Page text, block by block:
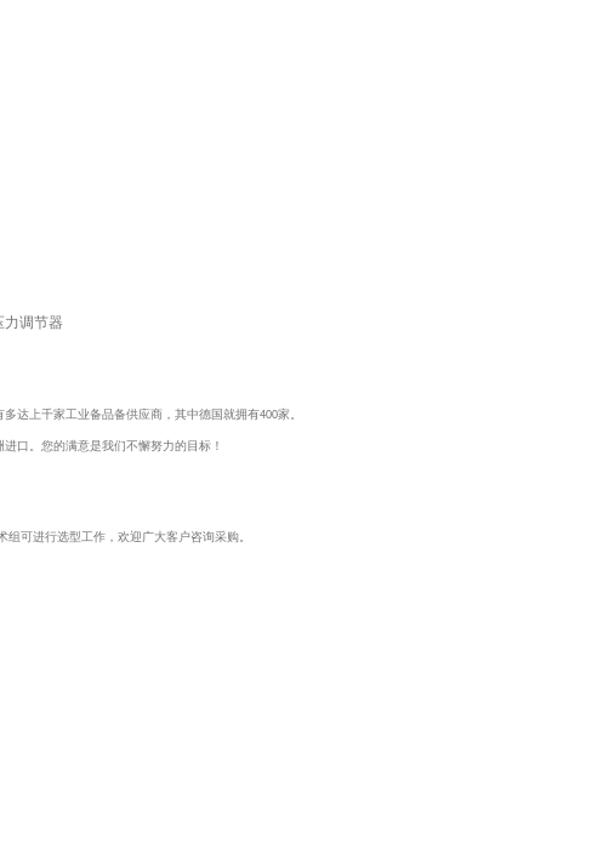
达上千家工业备品备供应商，其中德国就拥有400家。
进口。您的满意是我们不懈努力的目标！
组可进行选型工作，欢迎广大客户咨询采购。